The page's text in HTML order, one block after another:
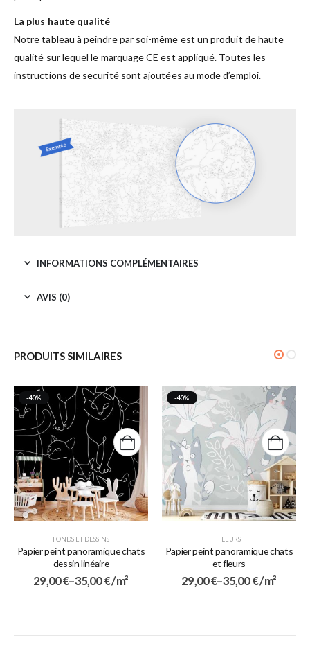
La plus haute qualité
Notre tableau à peindre par soi-même est un produit de haute
qualité sur lequel le marquage CE est appliqué. Toutes les
instructions de securité sont ajoutées au mode d’emploi.
INFORMATIONS COMPLÉMENTAIRES
AVIS (0)
PRODUITS SIMILAIRES
-40%
FONDS ET DESSINS
Papier peint panoramique chats
dessin linéaire
29,00€–35,00€/ m²
-40%
FLEURS
Papier peint panoramique chats
et fleurs
29,00€–35,00€/ m²